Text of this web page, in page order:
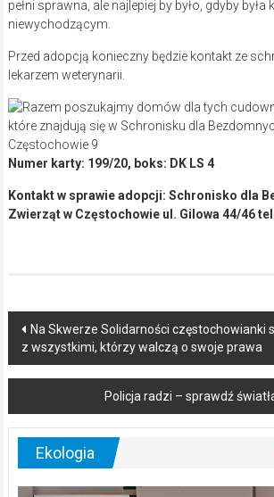
pełni sprawna, ale najlepiej by było, gdyby była
niewychodzącym.
Przed adopcją konieczny będzie kontakt ze
lekarzem weterynarii.
Numer karty: 199/20, boks: DK LS 4
Kontakt w sprawie adopcji: Schronisko dla
Zwierząt w Częstochowie ul. Gilowa 44/46
Post
navigation
Na Skwerze Solidarności częstochowianki
z wszystkimi, którzy walczą o swoje prawa
Policja radzi – sprawdź
Ekologia